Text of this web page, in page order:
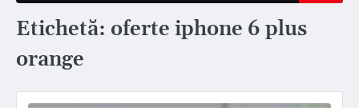
Etichetă: oferte iphone 6 plus
orange